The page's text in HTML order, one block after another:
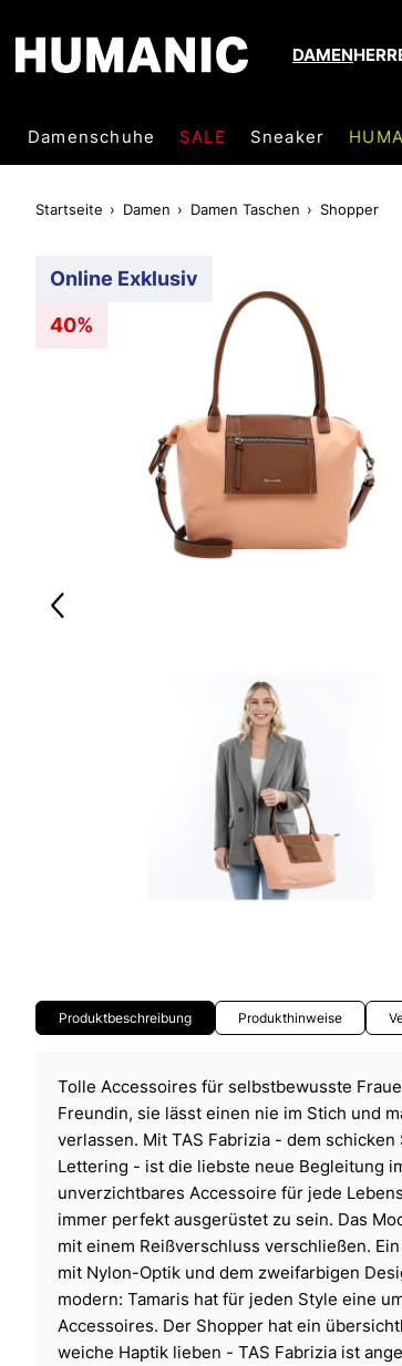
DAMEN
Damenschuhe SALE Sneaker
Startseite Damen Damen Taschen Shopper
Online Exklusiv
40%
Produktbeschreibung Produkthinweise
Tolle Accessoires für selbstbewusste
Freundin, sie lässt einen nie im Stich und
verlassen. Mit TAS Fabrizia - dem
Lettering - ist die liebste neue Begleitung
unverzichtbares Accessoire für jede
immer perfekt ausgerüstet zu sein. Das
mit einem Reißverschluss verschließen.
mit Nylon-Optik und dem zweifarbigen
modern: Tamaris hat für jeden Style eine
Accessoires. Der Shopper hat ein
weiche Haptik lieben - TAS Fabrizia ist